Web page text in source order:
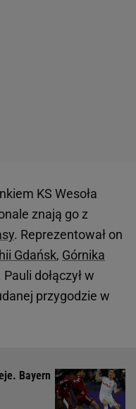
KS Wesoła
znają go z
. Reprezentował on
Gdańsk, Górnika
Pauli dołączył w
przygodzie w
Bayern